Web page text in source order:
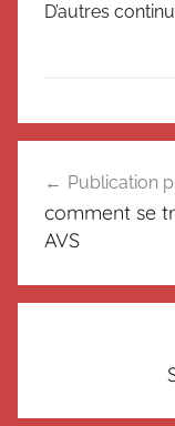
D’autres
N
c
a
de
l’article
Publication
comment se
AVS